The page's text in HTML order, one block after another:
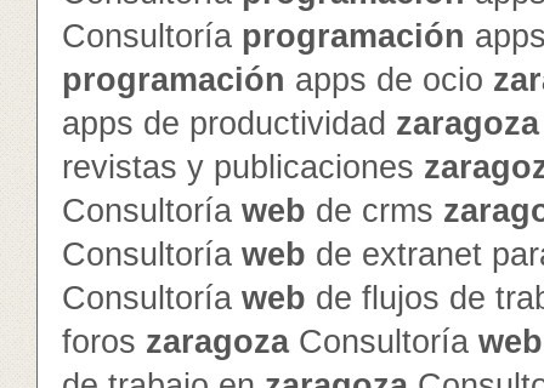
Consultoría programación
programación apps de ocio
apps de productividad zaragoza
revistas y publicaciones
Consultoría web de crms
Consultoría web de extranet
Consultoría web de flujos de
foros zaragozaConsultoría web